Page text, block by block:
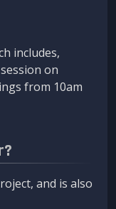
includes,
on
from 10am
and is also